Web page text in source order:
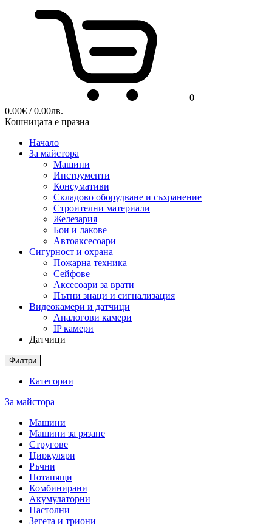
0
0.00€ / 0.00лв.
Кошницата е празна
Начало
За майстора
Машини
Инструменти
Консумативи
Складово оборудване и съхранение
Строителни материали
Железария
Бои и лакове
Автоаксесоари
Сигурност и охрана
Пожарна техника
Сейфове
Аксесоари за врати
Пътни знаци и сигнализация
Видеокамери и датчици
Аналогови камери
IP камери
Датчици
Филтри
Категории
За майстора
Машини
Машини за рязане
Стругове
Циркуляри
Ръчни
Потапящи
Комбинирани
Акумулаторни
Настолни
Зегета и триони